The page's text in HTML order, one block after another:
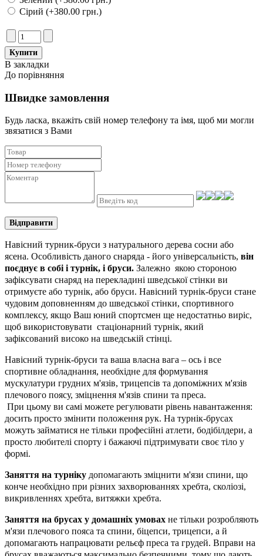
Сірий (+380.00 грн.)
В закладки
До порівняння
Швидке замовлення
Будь ласка, вкажіть свій номер телефону та iмя, щоб ми могли
звязатися з Вами
Відправити
Навісний турник-бруси з натурального дерева сосни або
ясена. Особливість даного снаряда - його універсальність, він
поєднує в собі і турнік, і бруси. Залежно якою стороною
зафіксувати снаряд на перекладині шведської стінки ви
отримуєте або турнік, або бруси. Навісний турнік-бруси стане
чудовим доповненням до шведської стінки, спортивного
комплексу, якщо Ваш юний спортсмен ще недостатньо виріс,
щоб використовувати стаціонарний турнік, який
зафіксований високо на шведській стінці.
Навісний турнік-бруси та ваша власна вага – ось і все
спортивне обладнання, необхідне для формування
мускулатури грудних м'язів, трицепсів та допоміжних м'язів
плечового поясу, зміцнення м'язів спини та преса.
При цьому ви самі можете регулювати рівень навантаження:
досить просто змінити положення рук. На турнік-брусах
можуть займатися не тільки професійні атлети, бодібілдери, а
просто любителі спорту і бажаючі підтримувати своє тіло у
формі.
Заняття на турніку допомагають зміцнити м'язи спини, що
конче необхідно при різних захворюваннях хребта, сколіозі,
викривленнях хребта, витяжки хребта.
Заняття на брусах у домашніх умовах не тільки розробляють
м'язи плечового пояса та спини, біцепси, трицепси, а й
допомагають напрацювати рельєф преса та грудей. Вправи на